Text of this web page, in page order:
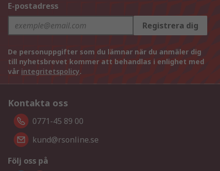
E-postadress
Registrera dig
De personuppgifter som du lämnar när du anmäler dig
till nyhetsbrevet kommer att behandlas i enlighet med
vår integritetspolicy.
Kontakta oss
0771-45 89 00
kund@rsonline.se
Följ oss på